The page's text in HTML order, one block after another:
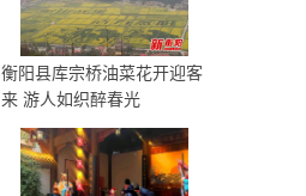
衡阳县库宗桥油菜花开迎客
来 游人如织醉春光